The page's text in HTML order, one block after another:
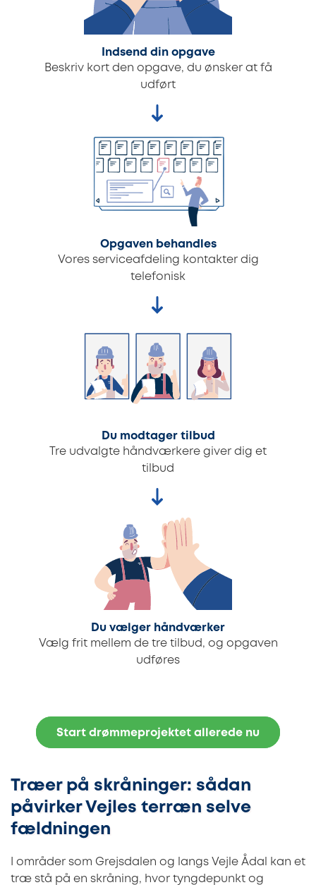
Indsend din opgave
Beskriv kort den opgave, du ønsker at få
udført
Opgaven behandles
Vores serviceafdeling kontakter dig
telefonisk
Du modtager tilbud
Tre udvalgte håndværkere giver dig et
tilbud
Du vælger håndværker
Vælg frit mellem de tre tilbud, og opgaven
udføres
Start drømmeprojektet allerede nu
Træer på skråninger: sådan
påvirker Vejles terræn selve
fældningen
I områder som Grejsdalen og langs Vejle Ådal kan et
træ stå på en skråning, hvor tyngdepunkt og